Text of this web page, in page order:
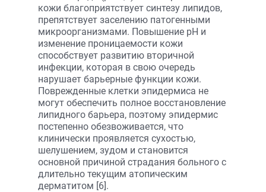
кожи благоприятствует синтезу липидов,
препятствует заселению патогенными
микроорганизмами. Повышение рН и
изменение проницаемости кожи
способствует развитию вторичной
инфекции, которая в свою очередь
нарушает барьерные функции кожи.
Поврежденные клетки эпидермиса не
могут обеспечить полное восстановление
липидного барьера, поэтому эпидермис
постепенно обезвоживается, что
клинически проявляется сухостью,
шелушением, зудом и становится
основной причиной страдания больного с
длительно текущим атопическим
дерматитом [6].